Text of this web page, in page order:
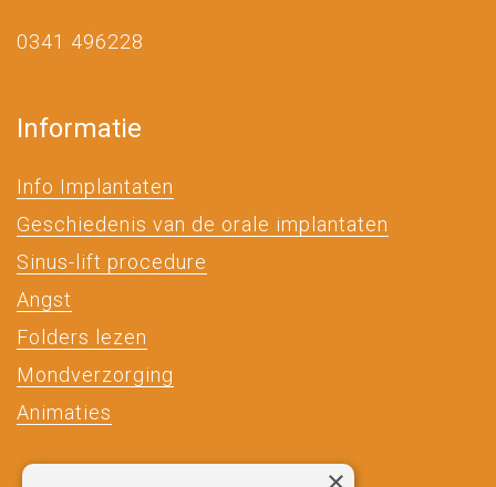
0341 496228
Informatie
Info Implantaten
Geschiedenis van de orale implantaten
Sinus-lift procedure
Angst
Folders lezen
Mondverzorging
Animaties